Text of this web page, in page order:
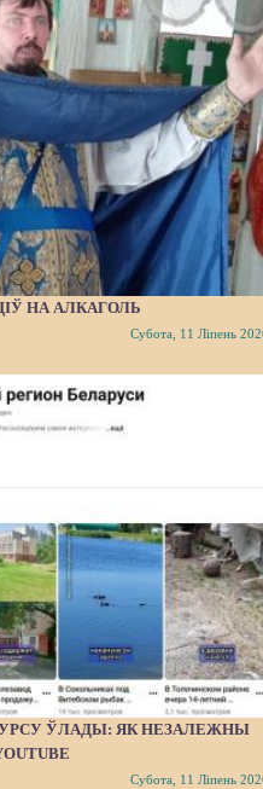
НА АЛКАГОЛЬ
Субота, 11 Ліпень
ЎЛАДЫ: ЯК НЕЗАЛЕЖНЫ
Субота, 11 Ліпень